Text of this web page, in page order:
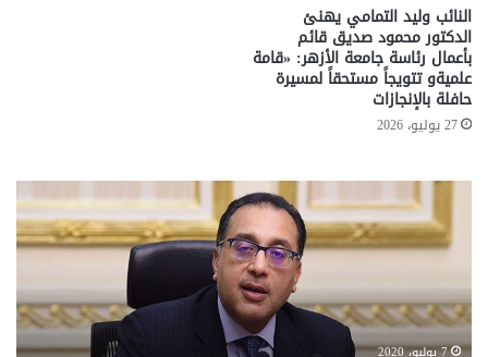
النائب وليد التمامي يهنئ
الدكتور محمود صديق قائم
بأعمال رئاسة جامعة الأزهر: «قامة
علميةو تتويجاً مستحقاً لمسيرة
حافلة بالإنجازات
27 يوليو، 2026
تحركات
حكومية
لحسم
قانون
القديم..والبرلمان:
جاهزون
لإقراره
7 يوليو، 2020
..
من